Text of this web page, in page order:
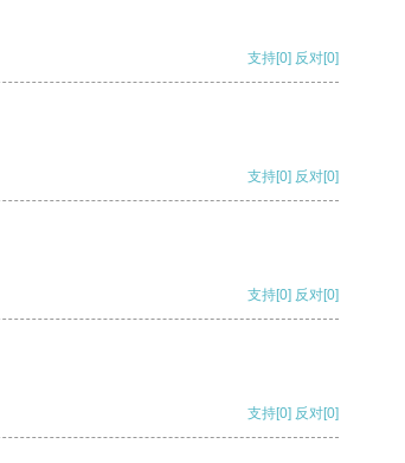
支持[0] 反对[0]
支持[0] 反对[0]
支持[0] 反对[0]
支持[0] 反对[0]